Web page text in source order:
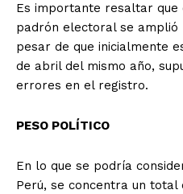
Es importante resaltar
padrón electoral se amplió
pesar de que inicialmente
de abril del mismo año,
errores en el registro.
PESO POLÍTICO
En lo que se podría
Perú, se concentra un total